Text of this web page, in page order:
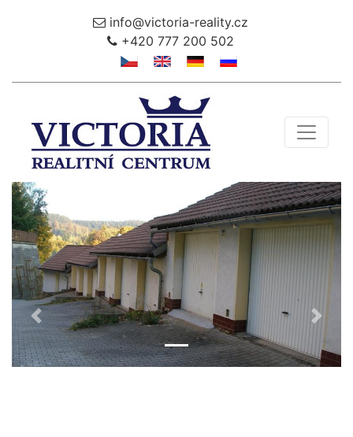
info@victoria-reality.cz
+420 777 200 502
Toggle
Předchozí Další